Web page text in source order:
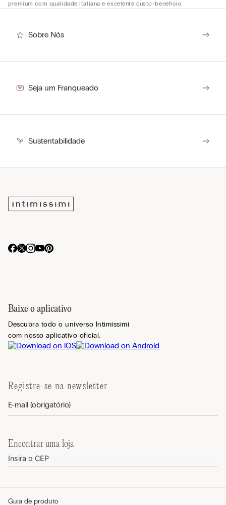
premium com qualidade italiana e excelente custo-benefício.
Sobre Nós
Seja um Franqueado
Sustentabilidade
Baixe o aplicativo
Descubra todo o universo Intimissimi
com nosso aplicativo oficial.
Registre-se na newsletter
Encontrar uma loja
Guia de produto